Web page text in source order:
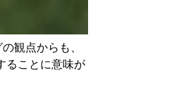
観点からも、
ることに意味が